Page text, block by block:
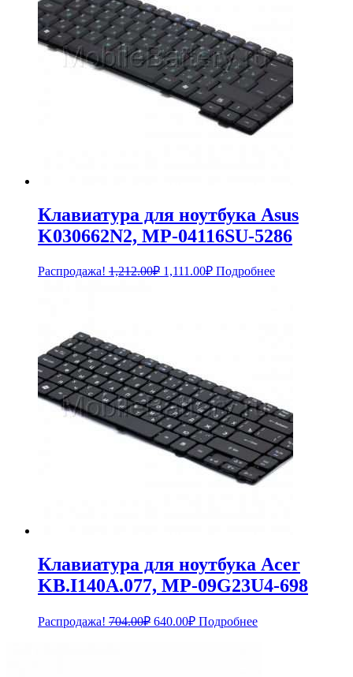
Клавиатура для ноутбука Asus
K030662N2, MP-04116SU-5286
Распродажа! 1,212.00₽ Первоначальная
1,111.00₽Текущая
Подробнее
Клавиатура для ноутбука Acer
KB.I140A.077, MP-09G23U4-698
Распродажа! 704.00₽ Первоначальная
640.00₽Текущая
цена:
Подробнее